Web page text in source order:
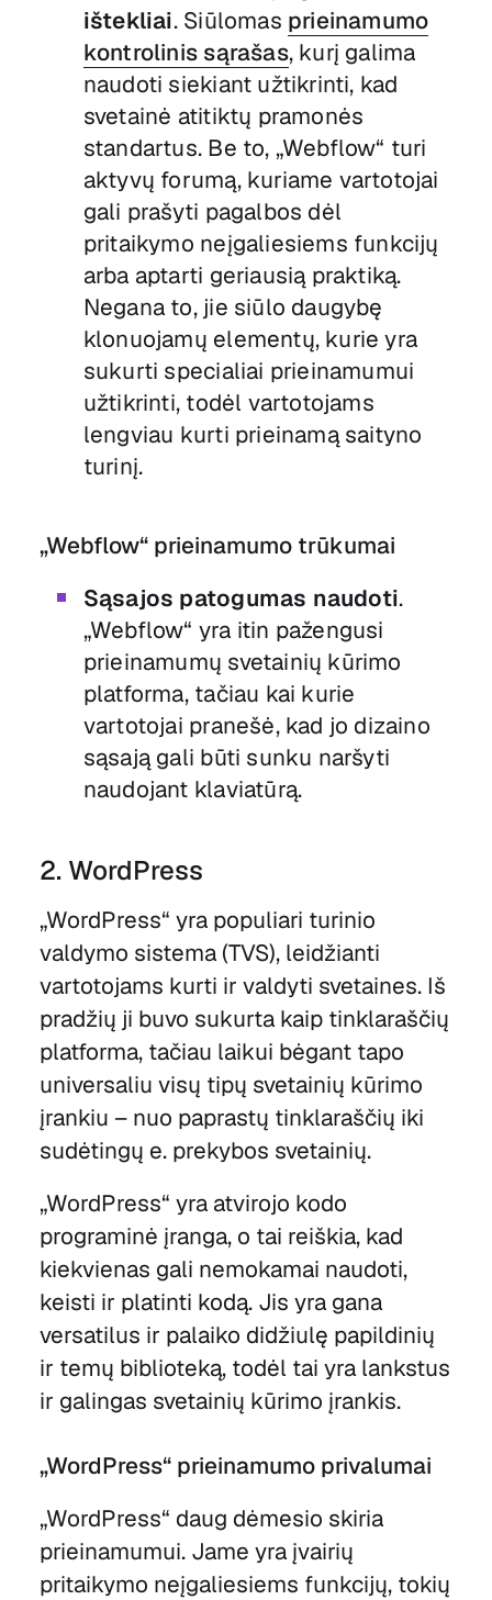
ištekliai. Siūlomas prieinamumo
kontrolinis sąrašas, kurį galima
naudoti siekiant užtikrinti, kad
svetainė atitiktų pramonės
standartus. Be to, „Webflow“ turi
aktyvų forumą, kuriame vartotojai
gali prašyti pagalbos dėl
pritaikymo neįgaliesiems funkcijų
arba aptarti geriausią praktiką.
Negana to, jie siūlo daugybę
klonuojamų elementų, kurie yra
sukurti specialiai prieinamumui
užtikrinti, todėl vartotojams
lengviau kurti prieinamą saityno
turinį.
„Webflow“ prieinamumo trūkumai
Sąsajos patogumas naudoti.
„Webflow“ yra itin pažengusi
prieinamumų svetainių kūrimo
platforma, tačiau kai kurie
vartotojai pranešė, kad jo dizaino
sąsają gali būti sunku naršyti
naudojant klaviatūrą.
2. WordPress
„WordPress“ yra populiari turinio
valdymo sistema (TVS), leidžianti
vartotojams kurti ir valdyti svetaines. Iš
pradžių ji buvo sukurta kaip tinklaraščių
platforma, tačiau laikui bėgant tapo
universaliu visų tipų svetainių kūrimo
įrankiu – nuo paprastų tinklaraščių iki
sudėtingų e. prekybos svetainių.
„WordPress“ yra atvirojo kodo
programinė įranga, o tai reiškia, kad
kiekvienas gali nemokamai naudoti,
keisti ir platinti kodą. Jis yra gana
versatilus ir palaiko didžiulę papildinių
ir temų biblioteką, todėl tai yra lankstus
ir galingas svetainių kūrimo įrankis.
„WordPress“ prieinamumo privalumai
„WordPress“ daug dėmesio skiria
prieinamumui. Jame yra įvairių
pritaikymo neįgaliesiems funkcijų, tokių